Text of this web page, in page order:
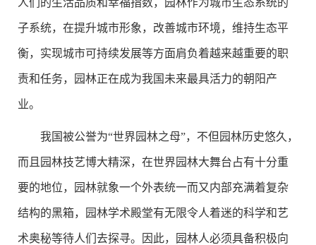
人们的生活品质和幸福指数，园林作为城市生态系统的
子系统，在提升城市形象，改善城市环境，维持生态平
衡，实现城市可持续发展等方面肩负着越来越重要的职
责和任务，园林正在成为我国未来最具活力的朝阳产
业。
我国被公誉为“世界园林之母”，不但园林历史悠久，
而且园林技艺博大精深，在世界园林大舞台占有十分重
要的地位，园林就象一个外表统一而又内部充满着复杂
结构的黑箱，园林学术殿堂有无限令人着迷的科学和艺
术奥秘等待人们去探寻。因此，园林人必须具备积极向